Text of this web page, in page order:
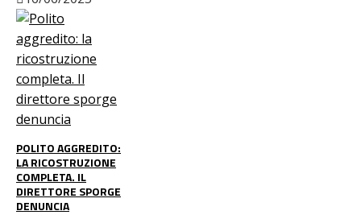
POLITO AGGREDITO:
LA RICOSTRUZIONE
COMPLETA. IL
DIRETTORE SPORGE
DENUNCIA